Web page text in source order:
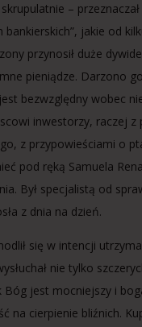
–
jakie od
przynosił duże
pieniądze. Darzono
bezwzględny wobec
inwestorzy, raczej
z przypowieściami o
pod ręką Samuela
Był specjalistą od
z dnia na dzień.
się w intencji
nie tylko
jest mocniejszy i
cierpienie bliźnich.